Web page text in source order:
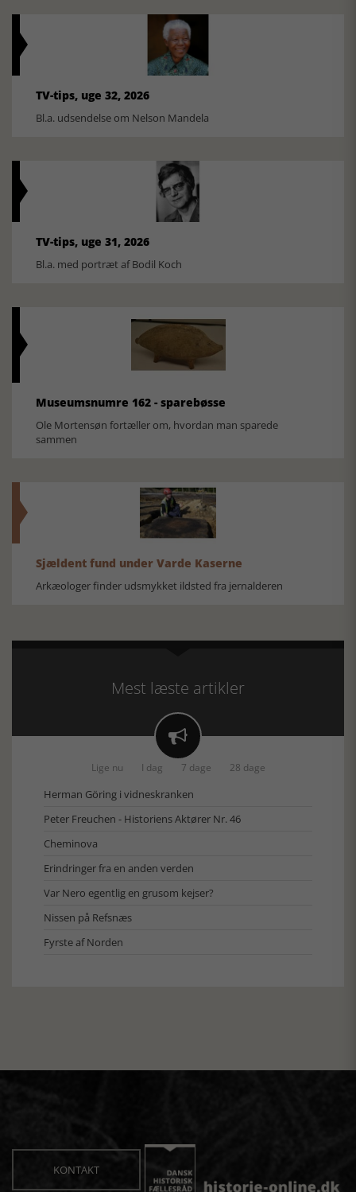
TV-tips, uge 32, 2026
Bl.a. udsendelse om Nelson Mandela
TV-tips, uge 31, 2026
Bl.a. med portræt af Bodil Koch
Museumsnumre 162 - sparebøsse
Ole Mortensøn fortæller om, hvordan man sparede
sammen
Sjældent fund under Varde Kaserne
Arkæologer finder udsmykket ildsted fra jernalderen
Mest læste artikler

Lige nu I dag 7 dage 28 dage
Herman Göring i vidneskranken
Peter Freuchen - Historiens Aktører Nr. 46
Cheminova
Erindringer fra en anden verden
Var Nero egentlig en grusom kejser?
Nissen på Refsnæs
Fyrste af Norden
KONTAKT